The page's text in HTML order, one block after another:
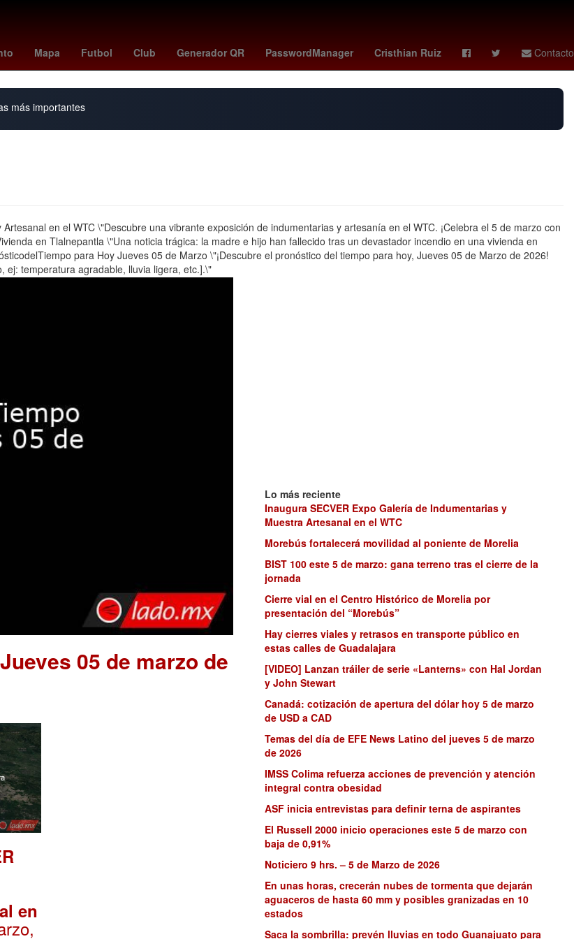
Mapa Futbol Club Generador QR PasswordManager Cristhian Ruiz Contacto
clima cancun Nueva York Aldo de Nigris HBO China Pago Temporada
más importantes
en el WTC \"Descubre una vibrante exposición de indumentarias y artesanía en el WTC. ¡Celebra el 5 de marzo con
en Tlalnepantla \"Una noticia trágica: la madre e hijo han fallecido tras un devastador incendio en una vivienda en
para Hoy Jueves 05 de Marzo \"¡Descubre el pronóstico del tiempo para hoy, Jueves 05 de Marzo de 2026!
ej: temperatura agradable, lluvia ligera, etc.].\"
05 de marzo de
en
Lo más reciente
Inaugura SECVER Expo Galería de Indumentarias y
Muestra Artesanal en el WTC
Morebús fortalecerá movilidad al poniente de Morelia
BIST 100 este 5 de marzo: gana terreno tras el cierre de la
jornada
Cierre vial en el Centro Histórico de Morelia por
presentación del “Morebús”
Hay cierres viales y retrasos en transporte público en
estas calles de Guadalajara
[VIDEO] Lanzan tráiler de serie «Lanterns» con Hal Jordan
y John Stewart
Canadá: cotización de apertura del dólar hoy 5 de marzo
de USD a CAD
Temas del día de EFE News Latino del jueves 5 de marzo
de 2026
IMSS Colima refuerza acciones de prevención y atención
integral contra obesidad
ASF inicia entrevistas para definir terna de aspirantes
El Russell 2000 inicio operaciones este 5 de marzo con
baja de 0,91%
Noticiero 9 hrs. – 5 de Marzo de 2026
En unas horas, crecerán nubes de tormenta que dejarán
aguaceros de hasta 60 mm y posibles granizadas en 10
estados
Saca la sombrilla: prevén lluvias en todo Guanajuato para